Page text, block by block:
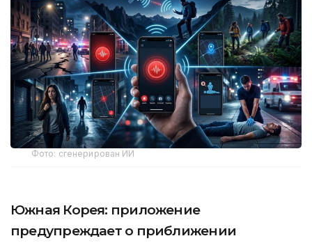
Фото: сгенерирован ИИ
Южная Корея: приложение
предупреждает о приближении